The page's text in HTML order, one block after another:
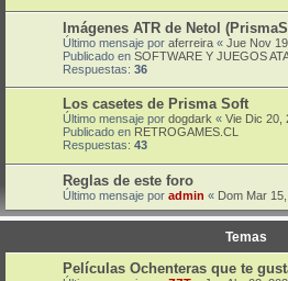
Imágenes ATR de Netol
Último mensaje por aferreira « Jue Nov
Publicado en SOFTWARE Y JUEGOS
Respuestas: 36
Los casetes de Prisma Soft
Último mensaje por dogdark « Vie Dic 20,
Publicado en RETROGAMES.CL
Respuestas: 43
Reglas de este foro
Último mensaje por admin « Dom Mar
Temas
Películas Ochenteras que te